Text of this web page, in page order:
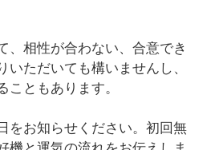
、相性が合わない、合意でき
いただいても構いませんし、
こともあります。
をお知らせください。初回無